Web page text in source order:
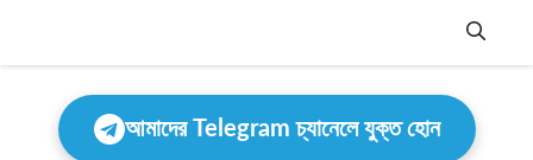
Menu
আমাদের Telegram চ্যানেলে যুক্ত হোন